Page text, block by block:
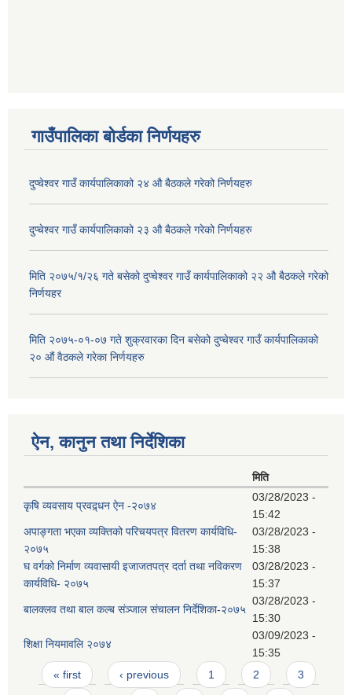
गाउँपालिका बोर्डका निर्णयहरु
दुप्चेश्वर गाउँ कार्यपालिकाको २४ औ बैठकले गरेको निर्णयहरु
दुप्चेश्वर गाउँ कार्यपालिकाको २३ औ बैठकले गरेको निर्णयहरु
मिति २०७५/१/२६ गते बसेको दुप्चेश्वर गाउँ कार्यपालिकाको २२ औ बैठकले गरेको
निर्णयहर
मिति २०७५-०१-०७ गते शुक्रवारका दिन बसेको दुप्चेश्वर गाउँ कार्यपालिकाको
२० औं वैठकले गरेका निर्णयहरु
ऐन, कानुन तथा निर्देशिका
मिति
कृषि व्यवसाय प्रवद्र्धन ऐन -२०७४
03/28/2023 -
15:42
अपाङ्गता भएका व्यक्तिको परिचयपत्र वितरण कार्यविधि-
२०७५
03/28/2023 -
15:38
घ वर्गको निर्माण व्यवासायी इजाजतपत्र दर्ता तथा नविकरण
कार्यविधि- २०७५
03/28/2023 -
15:37
बालक्लव तथा बाल कल्ब संञ्जाल संचालन निर्देशिका-२०७५
03/28/2023 -
15:30
शिक्षा नियमावलि २०७४
03/09/2023 -
15:35
Pages
« first ‹ previous 1 2 3